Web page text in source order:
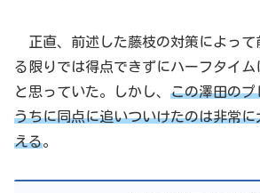
正直、前述した藤枝の対策によって
る限りでは得点できずにハーフタイ
と思っていた。しかし、 この澤田のプ
うちに同点に追いついけたのは非常
える。